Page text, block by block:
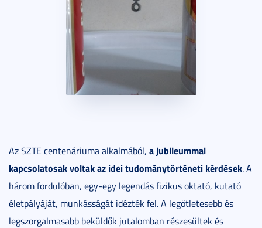
Az SZTE centenáriuma alkalmából, a jubileummal
kapcsolatosak voltak az idei tudománytörténeti kérdések. A
három fordulóban, egy-egy legendás fizikus oktató, kutató
életpályáját, munkásságát idézték fel. A legötletesebb és
legszorgalmasabb beküldők jutalomban részesültek és